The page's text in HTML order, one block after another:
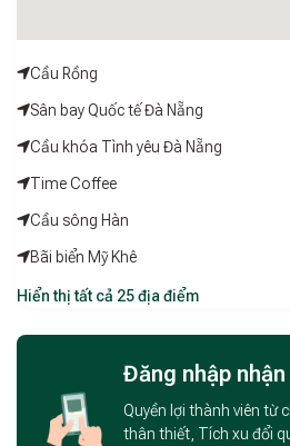
tạp hóa tiện lợi, đáp ứng mọi nhu
nghỉ.
Cầu Rồng
Sân bay Quốc tế Đà Nẵng
Cầu khóa Tình yêu Đà Nẵng
Time Coffee
Cầu sông Hàn
Bãi biển Mỹ Khê
Hiển thị tất cả 25 địa điểm
Đăng nhập
Quyền lợi thành viên từ
thân thiết, Tích xu đổi